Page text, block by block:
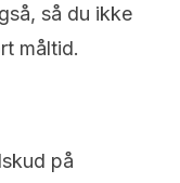
så du ikke
måltid.
på